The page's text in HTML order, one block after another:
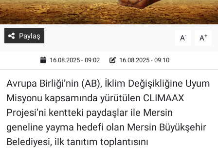
Paylaş A- A+
16.08.2025 - 09:02 16.08.2025 - 09:10
Avrupa Birliği’nin (AB), İklim Değişikliğine Uyum
Misyonu kapsamında yürütülen CLIMAAX
Projesi’ni kentteki paydaşlar ile Mersin
geneline yayma hedefi olan Mersin Büyükşehir
Belediyesi, ilk tanıtım toplantısını